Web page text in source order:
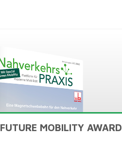
FUTURE MOBILITY AWARD